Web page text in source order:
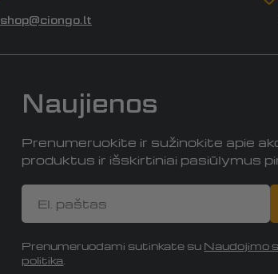
shop@ciongo.lt
Naujienos
Prenumeruokite ir sužinokite apie
produktus ir išskirtiniai pasiūlymus
El.
paštas
Prenumeruodami sutinkate su Naudojimo
politika